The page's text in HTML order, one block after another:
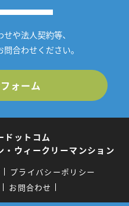
や法人契約等、
合わせください。
ォーム
ドットコム
ウィークリーマンション
プライバシーポリシー
お問合わせ